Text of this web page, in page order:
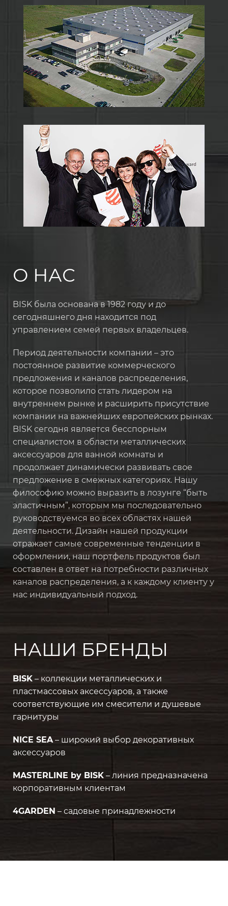
О НАС
BISK была основана в 1982 году и до
сегодняшнего дня находится под
управлением семей первых владельцев.
Период деятельности компании – это
постоянное развитие коммерческого
предложения и каналов распределения,
которое позволило стать лидером на
внутреннем рынке и расширить присутствие
компании на важнейших европейских рынках.
BISK сегодня является бесспорным
специалистом в области металлических
аксессуаров для ванной комнаты и
продолжает динамически развивать свое
предложение в смежных категориях. Нашу
философию можно выразить в лозунге “быть
эластичным”, которым мы последовательно
руководствуемся во всех областях нашей
деятельности. Дизайн нашей продукции
отражает самые современные тенденции в
оформлении, наш портфель продуктов был
составлен в ответ на потребности различных
каналов распределения, а к каждому клиенту у
нас индивидуальный подход.
НАШИ БРЕНДЫ
BISK – коллекции металлических и
пластмассовых аксессуаров, а также
соответствующие им смесители и душевые
гарнитуры
NICE SEA– широкий выбор декоративных
аксессуаров
MASTERLINE by BISK – линия предназначена
корпоративным клиентам
4GARDEN – садовые принадлежности